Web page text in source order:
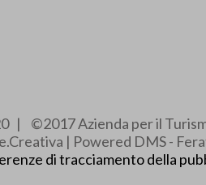
| ©2017 Azienda per il
| Powered DMS -
di tracciamento della